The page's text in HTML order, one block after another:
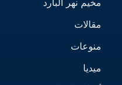
مقالات
منوعات
ميديا